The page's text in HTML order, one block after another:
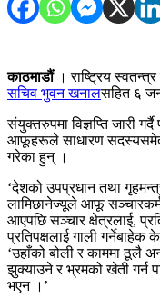
काठमाडौं। राष्ट्रिय स्वतन्त्र
सचिव भुवन खनालसहित ६
संयुक्तरुपमा विज्ञप्ति जारी
आफूहरूले साधारण सदस्यसमेत
गरेका हुन् ।
‘देशको उपप्रधान तथा
लामिछानेज्यूले आफू
आएपछि सञ्चार क्षेत्रलाई,
प्रतिपक्षलाई गाली गर्नेबाहेक
‘उहाँको बोली र काममा ठूलै
झुक्याउने र भ्रमको खेती गर्न
भएन ।’